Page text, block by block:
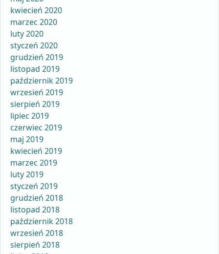
kwiecień 2020
marzec 2020
luty 2020
styczeń 2020
grudzień 2019
listopad 2019
październik 2019
wrzesień 2019
sierpień 2019
lipiec 2019
czerwiec 2019
maj 2019
kwiecień 2019
marzec 2019
luty 2019
styczeń 2019
grudzień 2018
listopad 2018
październik 2018
wrzesień 2018
sierpień 2018